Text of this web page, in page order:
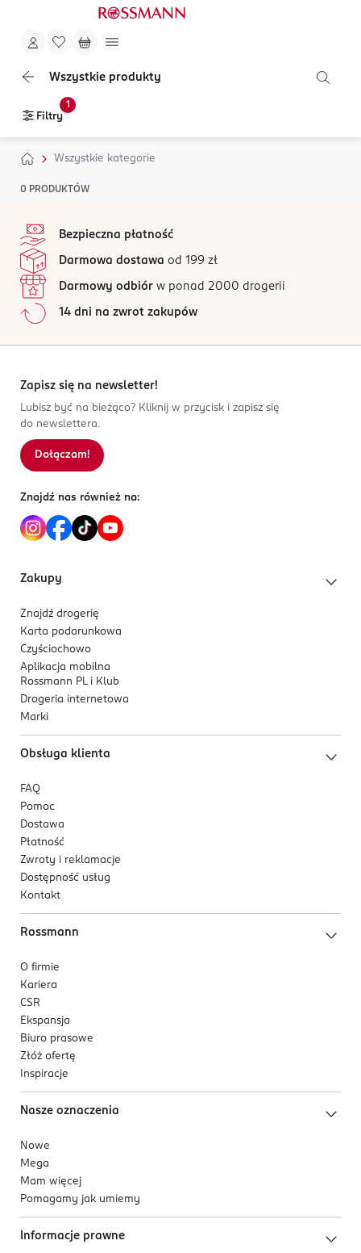
Wszystkie produkty
Filtry
1
Wszystkie kategorie
0 PRODUKTÓW
Bezpieczna płatność
Darmowa dostawa od 199 zł
Darmowy odbiór w ponad 2000 drogerii
14 dni na zwrot zakupów
Zapisz się na newsletter!
Lubisz być na bieżąco? Kliknij w przycisk i zapisz się
do newslettera.
Dołączam!
Znajdź nas również na:
Zakupy
Znajdź drogerię
Karta podarunkowa
Czyściochowo
Aplikacja mobilna
Rossmann PL i Klub
Drogeria internetowa
Marki
Obsługa klienta
FAQ
Pomoc
Dostawa
Płatność
Zwroty i reklamacje
Dostępność usług
Kontakt
Rossmann
O firmie
Kariera
CSR
Ekspansja
Biuro prasowe
Złóż ofertę
Inspiracje
Nasze oznaczenia
Nowe
Mega
Mam więcej
Pomagamy jak umiemy
Informacje prawne